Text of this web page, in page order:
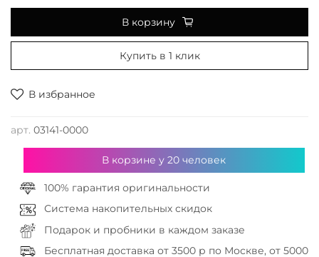
В избранное
арт. 03141-0000
В корзину
Купить в 1 клик
В корзине у20 человек
100% гарантия оригинальности
Система накопительных скидок
Подарок и пробники в каждом заказе
Бесплатная доставка от 3500 р по Москве, от 5000